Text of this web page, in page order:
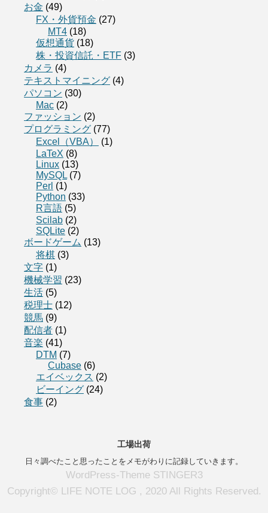
お金 (49)
FX・外貨預金 (27)
MT4 (18)
仮想通貨 (18)
株・投資信託・ETF (3)
カメラ (4)
テキストマイニング (4)
パソコン (30)
Mac (2)
ファッション (2)
プログラミング (77)
Excel（VBA）
(1)
LaTeX (8)
Linux (13)
MySQL (7)
Perl (1)
Python (33)
R言語 (5)
Scilab (2)
SQLite (2)
ボードゲーム (13)
将棋 (3)
文字 (1)
機械学習 (23)
生活 (5)
税理士 (12)
競馬 (9)
配信者 (1)
音楽 (41)
DTM (7)
Cubase (6)
エイベックス (2)
ビーイング (24)
食事 (2)
工場出荷
日々調べたこと思ったことをメモがわりに記録していきます。
WordPress-Theme STINGER3
Copyright© LIFE NOTE LOG , 2020 All Rights Reserved.